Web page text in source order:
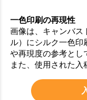
一色印刷の再現性
画像は、キャンバス
ル）にシルク一色印
や再現度の参考とし
また、使用された入